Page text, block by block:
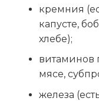
кремния
капусте,
хлебе);
витаминов
мясе,
железа